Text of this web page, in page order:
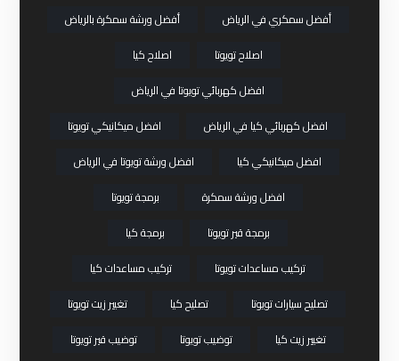
أفضل سمكري في الرياض
أفضل ورشة سمكرة بالرياض
اصلاح تويوتا
اصلاح كيا
افضل كهربائي تويوتا في الرياض
افضل كهربائي كيا في الرياض
افضل ميكانيكي تويوتا
افضل ميكانيكي كيا
افضل ورشة تويوتا في الرياض
افضل ورشة سمكرة
برمجة تويوتا
برمجة قير تويوتا
برمجة كيا
تركيب مساعدات تويوتا
تركيب مساعدات كيا
تصليح سيارات تويوتا
تصليح كيا
تغيير زيت تويوتا
تغيير زيت كيا
توضيب تويوتا
توضيب قير تويوتا